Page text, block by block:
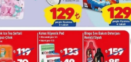
Trabzon
Tunceli
Şanlıurfa